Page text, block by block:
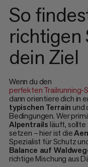
So
richtigen
dein Ziel
Wenn du den
perfekten Trailrunning-
dann orientiere dich in
typischen Terrainund
Bedingungen. Wer
Alpentrailsläuft, sollte
setzen – hier ist die
Spezialist für Schutz
Balance auf
richtige Mischung aus